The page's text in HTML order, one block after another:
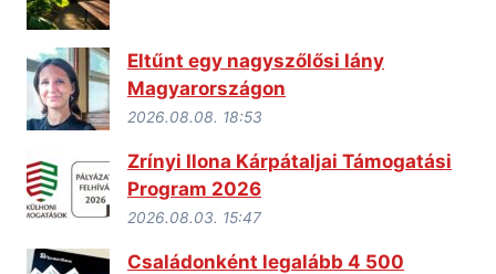
Eltűnt egy nagyszőlősi lány
Magyarországon
2026.08.08. 18:53
Zrínyi Ilona Kárpátaljai Támogatási
Program 2026
2026.08.03. 15:47
Családonként legalább 4 500